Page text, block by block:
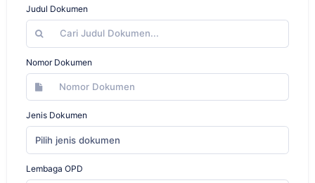
Judul Dokumen
Nomor Dokumen
Jenis Dokumen
Pilih jenis dokumen
Lembaga OPD